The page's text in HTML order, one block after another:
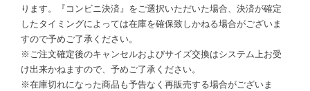
ります。『コンビニ決済』をご選択いただいた場合、決済が確定
したタイミングによっては在庫を確保致しかねる場合がございま
すので予めご了承ください。
※ご注文確定後のキャンセルおよびサイズ交換はシステム上お受
け出来かねますので、予めご了承ください。
※在庫切れになった商品も予告なく再販売する場合がございま